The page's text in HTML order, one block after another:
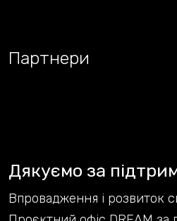
Дякуємо за
Партнери
Впровадження і розвиток